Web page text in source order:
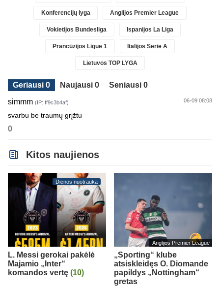
Konferencijų lyga Anglijos Premier League
Vokietijos Bundesliga Ispanijos La Liga
Prancūzijos Ligue 1 Italijos Serie A
Lietuvos TOP LYGA
Geriausi 0 Naujausi 0
Seniausi 0
simmm (IP: ff9c3b4af) 06-09 08:08
svarbu be traumų grįžtu
0
Kitos naujienos
Dienos nuotrauka
L. Messi gerokai pakėlė
Majamio „Inter“
komandos vertę (10)
Anglijos Premier League
„Sporting“ klube
atsiskleidęs O. Diomande
papildys „Nottingham“
gretas